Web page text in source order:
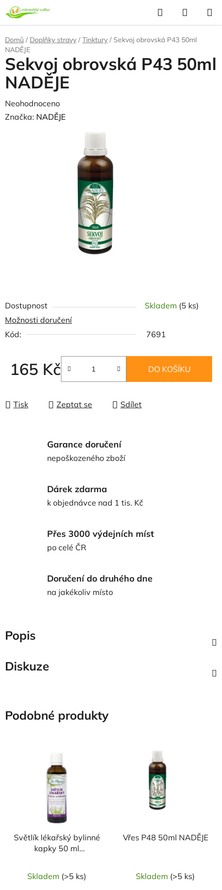
Přejít
na
obsah
Hledat
KOŠÍK
Domů / Doplňky stravy / Tinktury / Sekvoj obrovská P43 50ml
NADĚJE
Dostupnost Skladem (5 ks)
Možnosti doručení
Kód:
7691
165 Kč DO KOŠÍKU
Tisk Zeptat se Sdílet
Sekvoj obrovská P43 50ml
NADĚJE
Průměrné
hodnocení
Neohodnoceno
Značka: NADĚJE
Garance doručení
nepoškozeného zboží
Dárek zdarma
k objednávce nad 1 tis. Kč
Přes 3000 výdejních míst
po celé ČR
Doručení do druhého dne
na jakékoliv místo
Popis
Diskuze
Podobné produkty
Světlík lékařský bylinné
kapky 50 ml
Skladem (>5 ks)
Vřes P48 50ml NADĚJE
Skladem (>5 ks)